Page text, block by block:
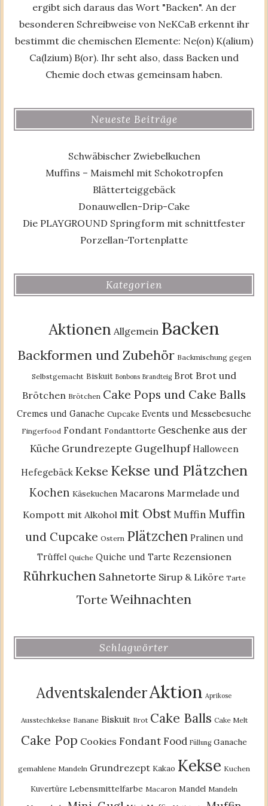
ergibt sich daraus das Wort "Backen". An der
besonderen Schreibweise von NeKCaB erkennt ihr
bestimmt die chemischen Elemente: Ne(on) K(alium)
Ca(lzium) B(or). Ihr seht also, dass Backen und
Chemie doch etwas gemeinsam haben.
Neueste Beiträge
Schwäbischer Zwiebelkuchen
Muffins – Maismehl mit Schokotropfen
Blätterteiggebäck
Donauwellen-Drip-Cake
Die PLAYGROUND Springform mit schnittfester
Porzellan-Tortenplatte
Kategorien
Aktionen Allgemein Backen
Backformen und Zubehör Backmischung gegen
Selbstgemacht Biskuit Bonbons Brandteig Brot Brot und
Brötchen Brötchen Cake Pops und Cake Balls
Cremes und Ganache Cupcake Events und Messebesuche
Fingerfood Fondant Fondanttorte Geschenke aus der
Küche Grundrezepte Gugelhupf Halloween
Hefegebäck Kekse Kekse und Plätzchen
Kochen Käsekuchen Macarons Marmelade und
Kompott mit Alkohol mit ObstMuffin Muffin
und Cupcake Ostern Plätzchen Pralinen und
Trüffel Quiche Quiche und Tarte Rezensionen
Rührkuchen Sahnetorte Sirup & Liköre Tarte
Torte Weihnachten
Schlagwörter
AdventskalenderAktion Aprikose
Ausstechkekse Banane Biskuit Brot Cake Balls Cake Melt
Cake Pop Cookies Fondant Food Füllung Ganache
gemahlene Mandeln Grundrezept Kakao Kekse Kuchen
Kuvertüre Lebensmittelfarbe Macaron Mandel Mandeln